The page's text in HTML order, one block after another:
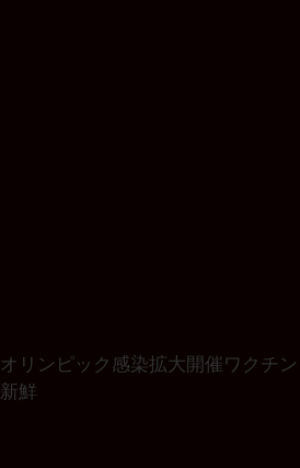
オリンピック 感染拡大開催ワクチン
新鮮